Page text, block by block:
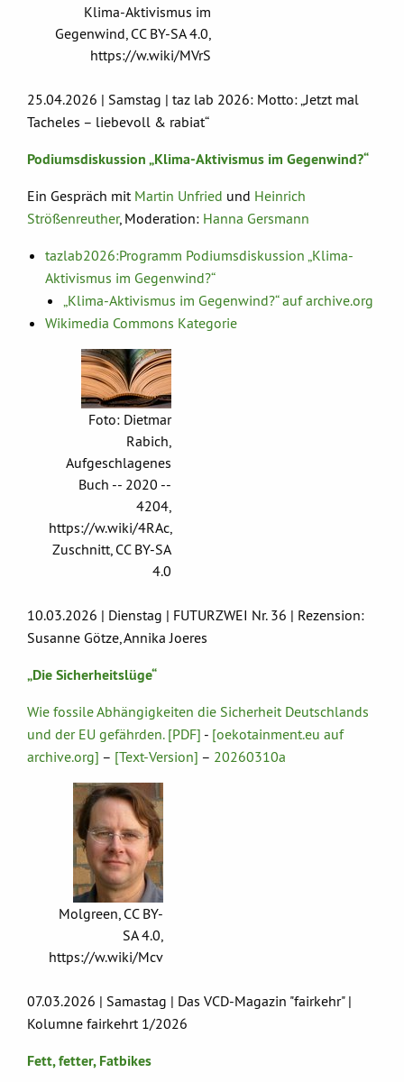
Klima-Aktivismus im
Gegenwind, CC BY-SA 4.0,
https://w.wiki/MVrS
25.04.2026 | Samstag | taz lab 2026: Motto: „Jetzt mal
Tacheles – liebevoll & rabiat“
Podiumsdiskussion „Klima-Aktivismus im Gegenwind?“
Ein Gespräch mit Martin Unfried und Heinrich
Strößenreuther, Moderation: Hanna Gersmann
tazlab2026:Programm Podiumsdiskussion „Klima-
Aktivismus im Gegenwind?“
„Klima-Aktivismus im Gegenwind?“ auf archive.org
Wikimedia Commons Kategorie
Foto: Dietmar
Rabich,
Aufgeschlagenes
Buch -- 2020 --
4204,
https://w.wiki/4RAc,
Zuschnitt, CC BY-SA
4.0
10.03.2026 | Dienstag | FUTURZWEI Nr. 36 | Rezension:
Susanne Götze, Annika Joeres
„Die Sicherheitslüge“
Wie fossile Abhängigkeiten die Sicherheit Deutschlands
und der EU gefährden. [PDF] - [oekotainment.eu auf
archive.org] – [Text-Version] – 20260310a
Molgreen, CC BY-
SA 4.0,
https://w.wiki/Mcv
07.03.2026 | Samastag | Das VCD-Magazin "fairkehr" |
Kolumne fairkehrt 1/2026
Fett, fetter, Fatbikes